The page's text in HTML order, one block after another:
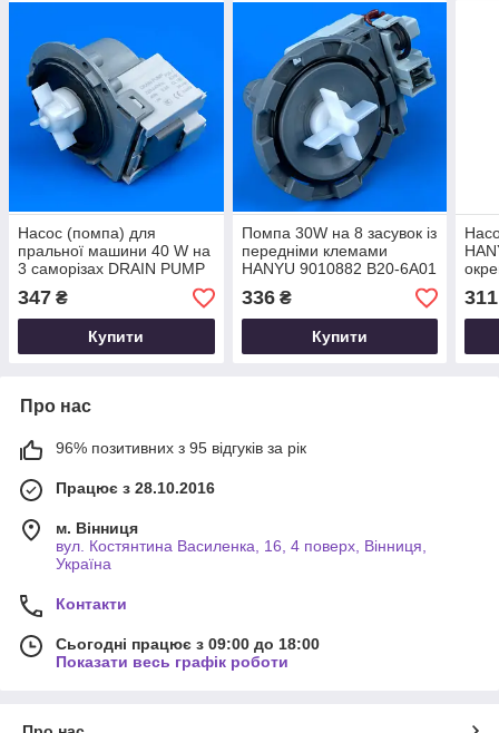
Насос (помпа) для
пральної машини 40 W на
3 саморізах DRAIN PUMP
P25-1 (54)
347 ₴
Купити
Помпа 30W на 8 засувок із
передніми клемами
HANYU 9010882 B20-6A01
для пральної машини
336₴
Купити
311
Про нас
96% позитивних з 95 відгуків за рік
Працює з 28.10.2016
м. Вінниця
вул. Костянтина Василенка, 16, 4 поверх, Вінниця,
Україна
Контакти
Сьогодні працює з 09:00 до 18:00
Показати весь графік роботи